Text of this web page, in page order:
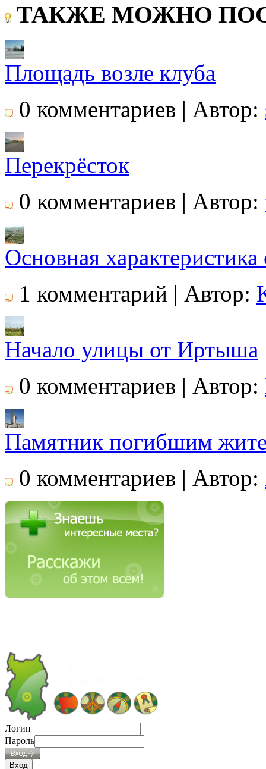
ТАКЖЕ МОЖНО
Площадь возле клуба
0 комментариев | Автор:
Перекрёсток
0 комментариев | Автор:
Основная
1 комментарий | Автор:
Начало улицы от Иртыша
0 комментариев | Автор:
Памятник погибшим
0 комментариев | Автор:
Логин
Пароль